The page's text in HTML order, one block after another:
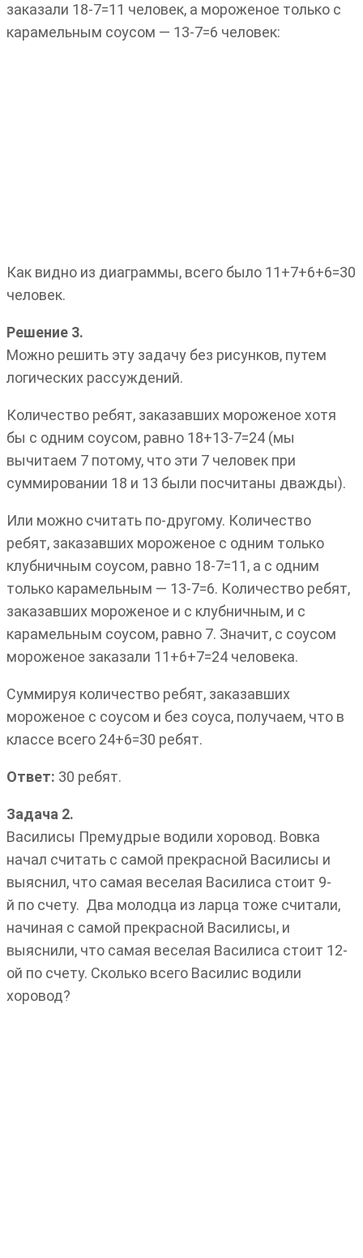
заказали 18-7=11 человек, а мороженое только с
карамельным соусом — 13-7=6 человек:
Как видно из диаграммы, всего было 11+7+6+6=30
человек.
Решение 3.
Можно решить эту задачу без рисунков, путем
логических рассуждений.
Количество ребят, заказавших мороженое хотя
бы с одним соусом, равно 18+13-7=24 (мы
вычитаем 7 потому, что эти 7 человек при
суммировании 18 и 13 были посчитаны дважды).
Или можно считать по-другому. Количество
ребят, заказавших мороженое с одним только
клубничным соусом, равно 18-7=11, а с одним
только карамельным — 13-7=6. Количество ребят,
заказавших мороженое и с клубничным, и с
карамельным соусом, равно 7. Значит, с соусом
мороженое заказали 11+6+7=24 человека.
Суммируя количество ребят, заказавших
мороженое с соусом и без соуса, получаем, что в
классе всего 24+6=30 ребят.
Ответ: 30 ребят.
Задача 2.
Василисы Премудрые водили хоровод. Вовка
начал считать с самой прекрасной Василисы и
выяснил, что самая веселая Василиса стоит 9-
й по счету. Два молодца из ларца тоже считали,
начиная с самой прекрасной Василисы, и
выяснили, что самая веселая Василиса стоит 12-
ой по счету. Сколько всего Василис водили
хоровод?